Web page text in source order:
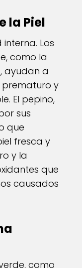
la Piel
Los
como la
ayudan a
prematuro y
El pepino,
sus
que
fresca y
y la
que
causados
como